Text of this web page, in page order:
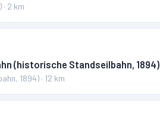
· 2 km
(historische Standseilbahn, 1894)
1894) · 12 km